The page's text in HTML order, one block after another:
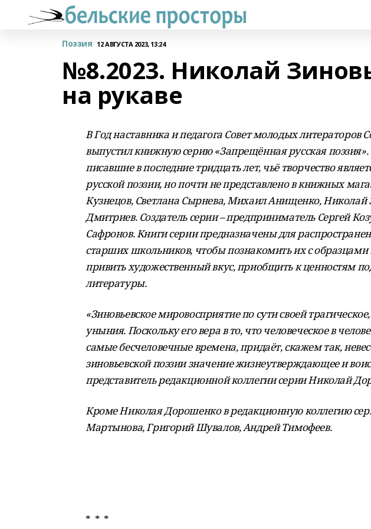
Поэзия 12 АВГУСТА 2023, 13:24
№8.2023. Николай
на рукаве
В Год наставника и педагога Совет молодых литераторов
выпустил книжную серию«Запрещённая русская поэзия».
писавшие в последние тридцать лет, чьё творчество
русской поэзии, но почти не представлено в книжных
Кузнецов, Светлана Сырнева, Михаил Анищенко, Николай
Дмитриев. Создатель серии – предприниматель Сергей
Сафронов. Книги серии предназначены для
старших школьников, чтобы познакомить их с образцами
привить художественный вкус, приобщить к ценностям
литературы.
«Зиновьевское мировосприятие по сути своей
уныния. Поскольку его вера в то, что человеческое в
самые бесчеловечные времена, придаёт, скажем так,
зиновьевской поэзии значение жизнеутверждающее и
представитель редакционной коллегии серии Николай
Кроме Николая Дорошенко в редакционную коллегию
Мартынова, ГригорийШувалов, Андрей Тимофеев.
* * *